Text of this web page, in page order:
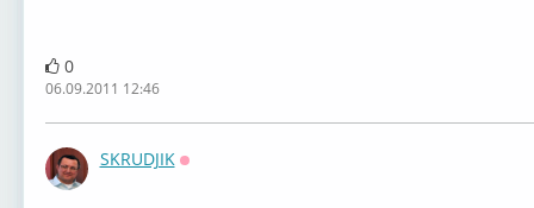
0
06.09.2011 12:46
SKRUDJIK